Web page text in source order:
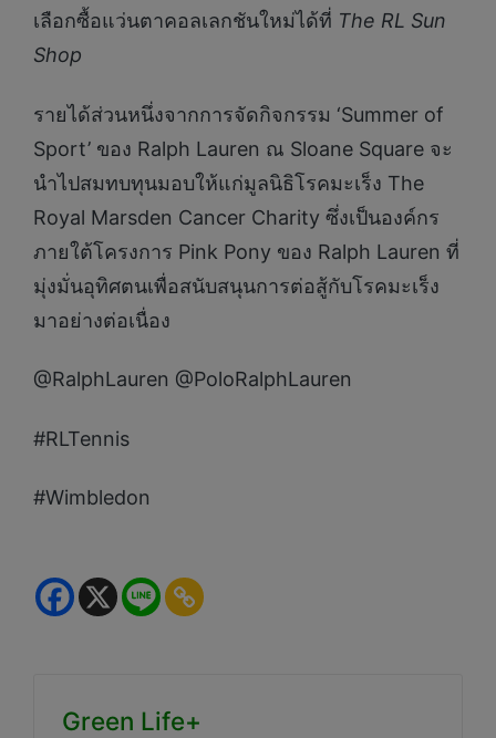
เลือกซื้อแว่นตาคอลเลกชันใหม่ได้ที่ The RL Sun
Shop
รายได้ส่วนหนึ่งจากการจัดกิจกรรม ‘Summer of
Sport’ ของ Ralph Lauren ณ Sloane Square จะ
นำไปสมทบทุนมอบให้แก่มูลนิธิโรคมะเร็ง The
Royal Marsden Cancer Charity ซึ่งเป็นองค์กร
ภายใต้โครงการ Pink Pony ของ Ralph Lauren ที่
มุ่งมั่นอุทิศตนเพื่อสนับสนุนการต่อสู้กับโรคมะเร็ง
มาอย่างต่อเนื่อง
@RalphLauren @PoloRalphLauren
#RLTennis
#Wimbledon
Green Life+